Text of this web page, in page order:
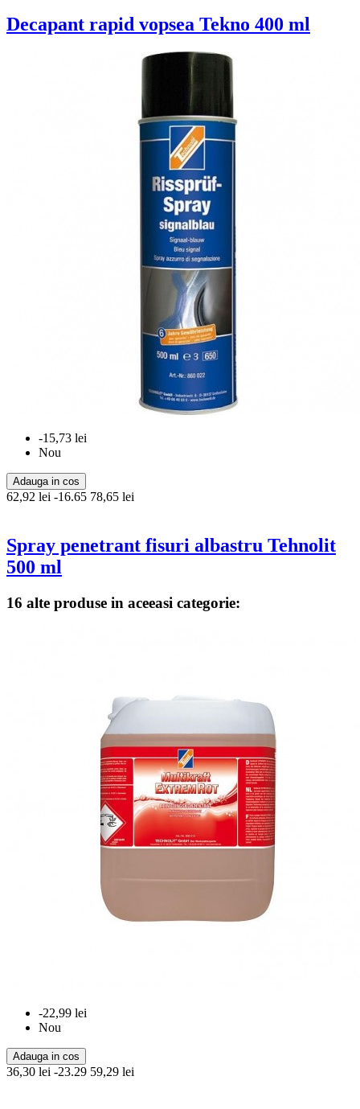
Decapant rapid vopsea Tekno 400 ml
-15,73 lei
Nou
Adauga in cos
62,92 lei -16.65 78,65 lei
Spray penetrant fisuri albastru Tehnolit
500 ml
16 alte produse in aceeasi categorie:
-22,99 lei
Nou
Adauga in cos
36,30 lei -23.29 59,29 lei